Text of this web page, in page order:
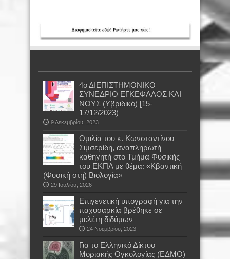
4ο ΔΙΕΠΙΣΤΗΜΟΝΙΚΟ
ΣΥΝΕΔΡΙΟ ΕΓΚΕΦΑΛΟΣ ΚΑΙ
ΝΟΥΣ (Υβριδικό) [15-
17/12/2023)
9 Δεκεμβρίου, 2023
Oμιλία του κ. Κωνσταντίνου
Σιμσερίδη, αναπληρωτή
καθηγητή στο Τμήμα Φυσικής
του ΕΚΠΑ με θέμα: «Κβαντική
(Φυσική στη) Βιολογία»
29 Ιουλίου, 2026
Επιγενετική υπογραφή για την
παχυσαρκία βρέθηκε σε
μελέτη διδύμων
24 Νοεμβρίου, 2023
Για το Ελληνικό Δίκτυο
Μοριακής Ογκολογίας (ΕΔΜΟ)